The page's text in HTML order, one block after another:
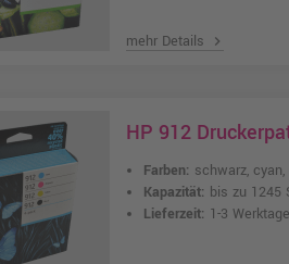
mehr Details chevron_right
HP 912
Farben: schwarz,
Kapazität: bis zu 1245
Lieferzeit: 1-3 Werktage